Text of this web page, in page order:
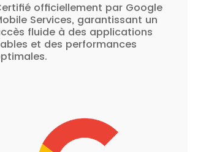
officiellement par Google
Services, garantissant un
fluide à des applications
et des performances